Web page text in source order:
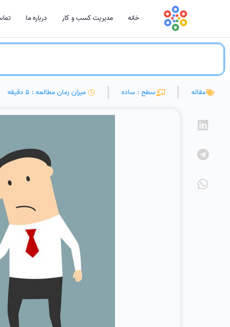
خانه مدیریت کسب و کار درباره ما
مقاله سطح : ساده میزان زمان مطالعه : 5 دقیقه